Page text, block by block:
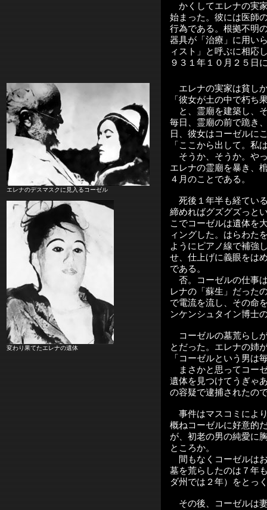
かくしてエレナの実
始まった。彼には医師
行為である。根拠不明
器具が「治療」に用い
ィスト」と呼ぶに相応
９３１年１０月２５日
エレナのデスマスクに見入るコーゼル
変わり果てたエレナの遺体
エレナの実家は貧し
「彼女が土の中で朽ち
と、霊廟を建築し、
毎日、霊廟の前で跪き
日、彼女はコーゼルに
「ここから出して。私
そうか、そうか。や
エレナの霊廟を暴き、
４月のことである。
死後１年半も経てい
締めればグズグズっと
こでコーゼルは遺体を
ィングした。はらわた
ようにピアノ線で補強
せ、仕上げに義眼をは
である。
否。コーゼルの仕事
レナの「蘇生」だった
で電流を流し、その命
ンケンシュタイン博士
コーゼルの墓荒らし
とだった。エレナの姉
「コーゼルという男は
まさかと思ってコー
遺体を見つけてうぎゃ
の容疑で逮捕されたの
事件はマスコミによ
概ねコーゼルに好意的
が、初老の男の純愛に
ところか。
間もなくコーゼルは
墓を荒らしたのは７年
ダ州では２年）をとっ
その後、コーゼルは